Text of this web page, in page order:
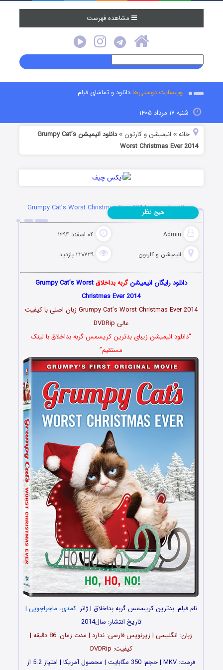
مشاهده فهرست
وب‌سایت دوستی‌هادانلود و تماشای فیلم
شنبه ۱۷ مرداد ۱۴۰۵
خانه » انیمیشن و کارتون »
دانلود انیمیشن Grumpy Cat’s
Worst Christmas Ever 2014
دانلود انیمیشن Grumpy Cat’s Worst Christmas Ever 2014
Admin ۰۴ اسفند ۱۳۹۴
انیمیشن و کارتون ۲۲۰۷۳۹ بازدید
هیچ نظر
دانلود رایگان انیمیشنگربه بداخلاق Grumpy Cat’s Worst
Christmas Ever 2014
Grumpy Cat’s Worst Christmas Ever 2014 زبان اصلی با کیفیت
عالی DVDRip
“دانلود انیمیشن زیبای بدترین کریسمس گربه بداخلاق با لینک
مستقیم”
نام فیلم: بدترین کریسمس گربه بداخلاق | ژانر:کمدی، ماجراجویی |
تاریخ انتشار: سال2014
زبان: انگلیسی | زیرنویس فارسی: ندارد | مدت زمان: 86 دقیقه |
کیفیت: DVDRip
فرمت: MKV | حجم: 350 مگابایت | محصول آمریکا | امتیاز 5.2 از